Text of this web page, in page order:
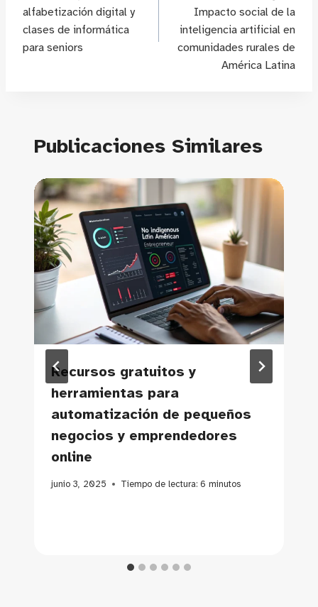
entradas
alfabetización digital y
clases de informática
para seniors
Impacto social de la
inteligencia artificial en
comunidades rurales de
América Latina
Publicaciones Similares
Recursos gratuitos y
herramientas para
automatización de pequeños
negocios y emprendedores
online
junio 3, 2025 Tiempo de lectura: 6 minutos